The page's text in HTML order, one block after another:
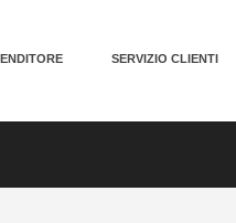
SERVIZIO CLIENTI